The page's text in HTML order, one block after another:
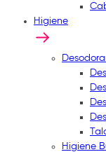
Higiene
Higiene